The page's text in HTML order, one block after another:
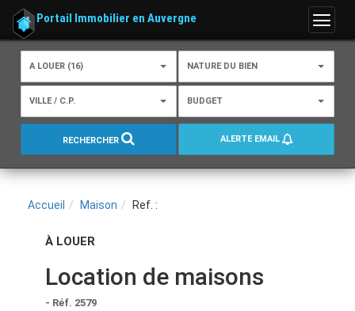
Menu
Portail Immobilier en Auvergne
A LOUER (16) NATURE DU BIEN
VILLE / C.P. BUDGET
RECHERCHER ALERTE EMAIL
Accueil Maison Ref. :
À LOUER
Location de maisons
- Réf. 2579